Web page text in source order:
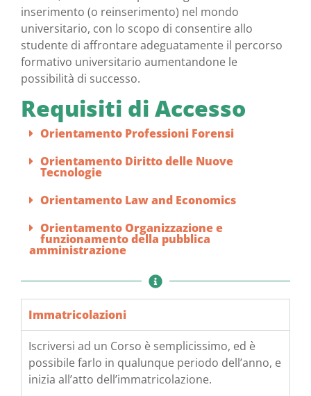
inserimento (o reinserimento) nel mondo
universitario, con lo scopo di consentire allo
studente di affrontare adeguatamente il percorso
formativo universitario aumentandone le
possibilità di successo.
Requisiti di Accesso
Orientamento Professioni Forensi
Orientamento Diritto delle Nuove
Tecnologie
Orientamento Law and Economics
Orientamento Organizzazione e
funzionamento della pubblica
amministrazione
Immatricolazioni
Iscriversi ad un Corso è semplicissimo, ed è
possibile farlo in qualunque periodo dell’anno, e
inizia all’atto dell’immatricolazione.